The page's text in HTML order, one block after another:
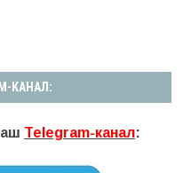
КАНАЛ:
Telegram-канал: